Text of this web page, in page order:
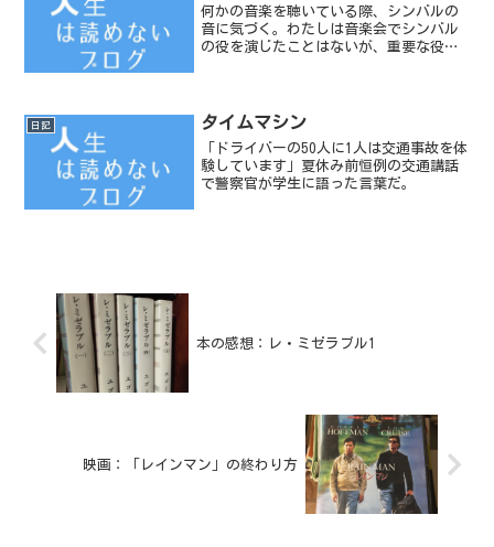
何かの音楽を聴いている際、シンバルの
音に気づく。わたしは音楽会でシンバル
の役を演じたことはないが、重要な役割
来ないからだ。
日記 タイムマシン
「ドライバーの50人に1人は交通事故を体
験しています」夏休み前恒例の交通講話
で警察官が学生に語った言葉だ。
本の感想：レ・ミゼラブル1
映画：「レインマン」の終わり方